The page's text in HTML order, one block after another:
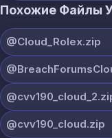
Похожие Файлы
@Cloud_Rolex.zip
@cvv190_cloud.zip